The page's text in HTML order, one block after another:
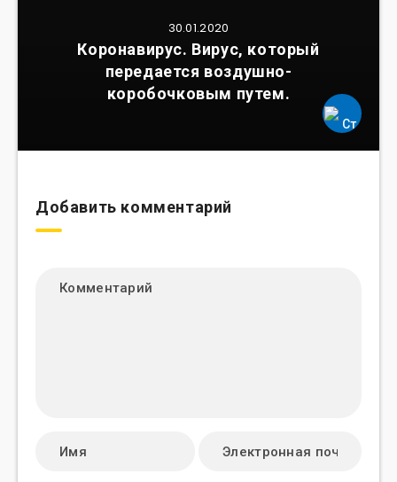
30.01.2020
Коронавирус. Вирус, который
передается воздушно-
коробочковым путем.
Добавить комментарий